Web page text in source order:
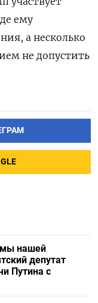
ему
а несколько
не допустить
нашей
депутат
Путина с